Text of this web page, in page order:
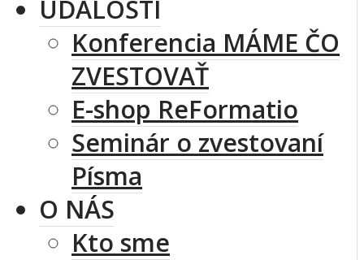
UDALOSTI
Konferencia MÁME ČO
ZVESTOVAŤ
E-shop ReFormatio
Seminár o zvestovaní
Písma
O NÁS
Kto sme